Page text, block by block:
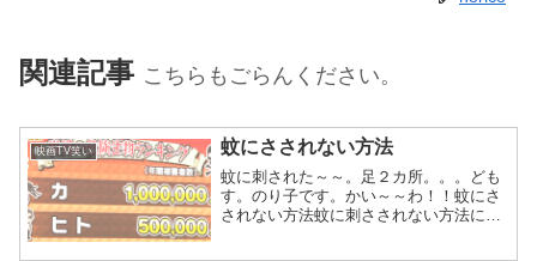
関連記事 こちらもごらんください。
映画TV笑い 蚊にさされない方法
蚊に刺された～～。足２カ所。。。ども
す。のり子です。かい～～わ！！蚊にさ
されない方法蚊に刺さされない方法につ